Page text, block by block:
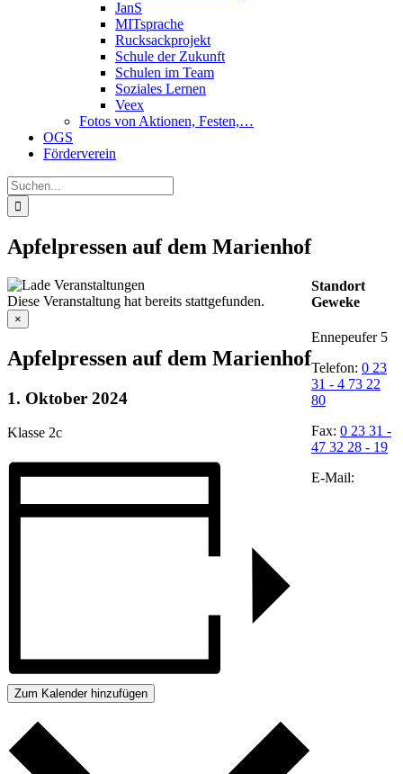
JanS
MITsprache
Rucksackprojekt
Schule der Zukunft
Schulen im Team
Soziales Lernen
Veex
Fotos von Aktionen, Festen,…
OGS
Förderverein
Suche
nach:
Apfelpressen auf dem Marienhof
Diese Veranstaltung hat bereits stattgefunden.
×
Apfelpressen auf dem Marienhof
1. Oktober 2024
Klasse 2c
Zum Kalender hinzufügen
Standort
Geweke
Ennepeufer 5
Telefon: 0 23
31 - 4 73 22
80
Fax: 0 23 31 -
47 32 28 - 19
E-Mail: